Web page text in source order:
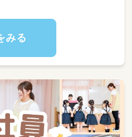
迎業務
使用、片道15分圏内の近隣
募集なので、先輩スタッ
トします！少しずつお仕事
さいね。
みる